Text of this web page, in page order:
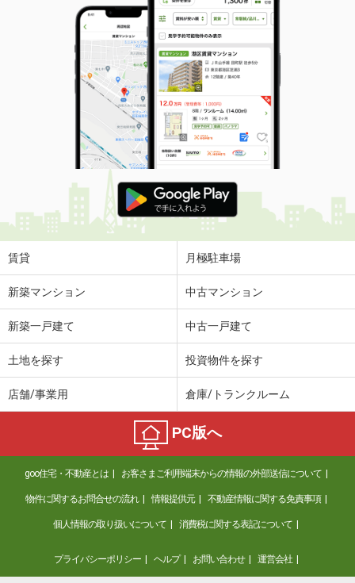
賃貸 月極駐車場
新築マンション 中古マンション
新築一戸建て 中古一戸建て
土地を探す 投資物件を探す
店舗/事業用 倉庫/トランクルーム
PC版へ
goo住宅・不動産とは お客さまご利用端末からの情報の外部送信について
物件に関するお問合せの流れ 情報提供元 不動産情報に関する免責事項
個人情報の取り扱いについて 消費税に関する表記について
プライバシーポリシー ヘルプ お問い合わせ 運営会社